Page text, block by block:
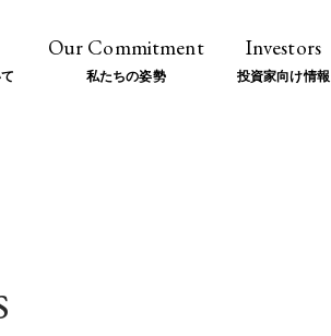
Our Commitment
私たちの姿勢
Investors
投資家向け情報